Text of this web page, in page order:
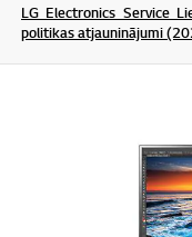
LG Electronics Service
politikas atjauninājumi